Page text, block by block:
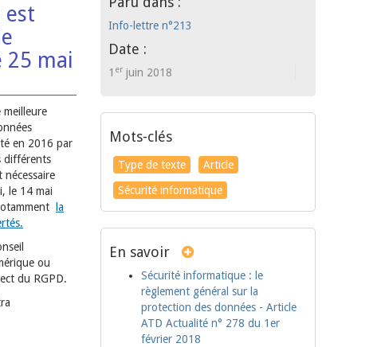
est
25 mai
meilleure
en 2016 par
différents
le 14 mai
la
ou
du RGPD.
Info-lettre n°213
Date :
1 erjuin 2018
Mots-clés
Type de texte
Article
Sécurité informatique
En savoir
Sécurité informatique : le
règlement général sur la
protection des données - Article
ATD Actualité n° 278 du 1er
février 2018